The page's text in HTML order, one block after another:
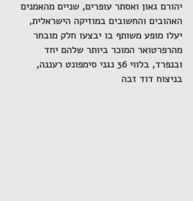
יהורם גאון ואסתר עופרים, שניים מהאמנים
האהובים והחשובים במוזיקה הישראלית,
יעלו מופע משותף בו יבצעו חלק מובחר
מהרפרטואר המוכר ביותר שלהם יחד
ובנפרד, בלווי 36 נגני סימפונט רעננה,
בניצוח דוד זבה